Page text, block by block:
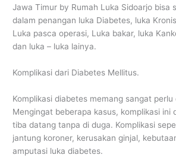
Jawa Timur by Rumah Luka Sidoarjo bisa
dalam penangan luka Diabetes, luka
Luka pasca operasi, Luka bakar, luka
dan luka – luka lainya.
Komplikasi dari Diabetes Mellitus.
Komplikasi diabetes memang sangat perlu
Mengingat beberapa kasus, komplikasi ini
tiba datang tanpa di duga. Komplikasi
jantung koroner, kerusakan ginjal,
amputasi luka diabetes.